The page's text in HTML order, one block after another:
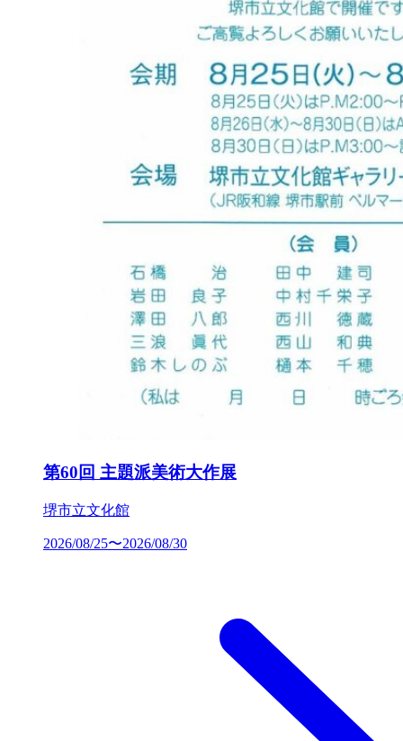
第60回 主題派美術大作展
堺市立文化館
2026/08/25〜2026/08/30